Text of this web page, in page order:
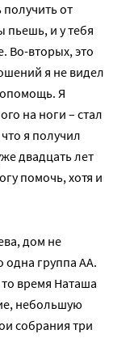
от
пьешь, и у тебя
Во-вторых, это
я не видел
Я
на ноги – стал
я получил
двадцать лет
помочь, хотя и
дом не
одна группа АА.
время Наташа
небольшую
собрания три